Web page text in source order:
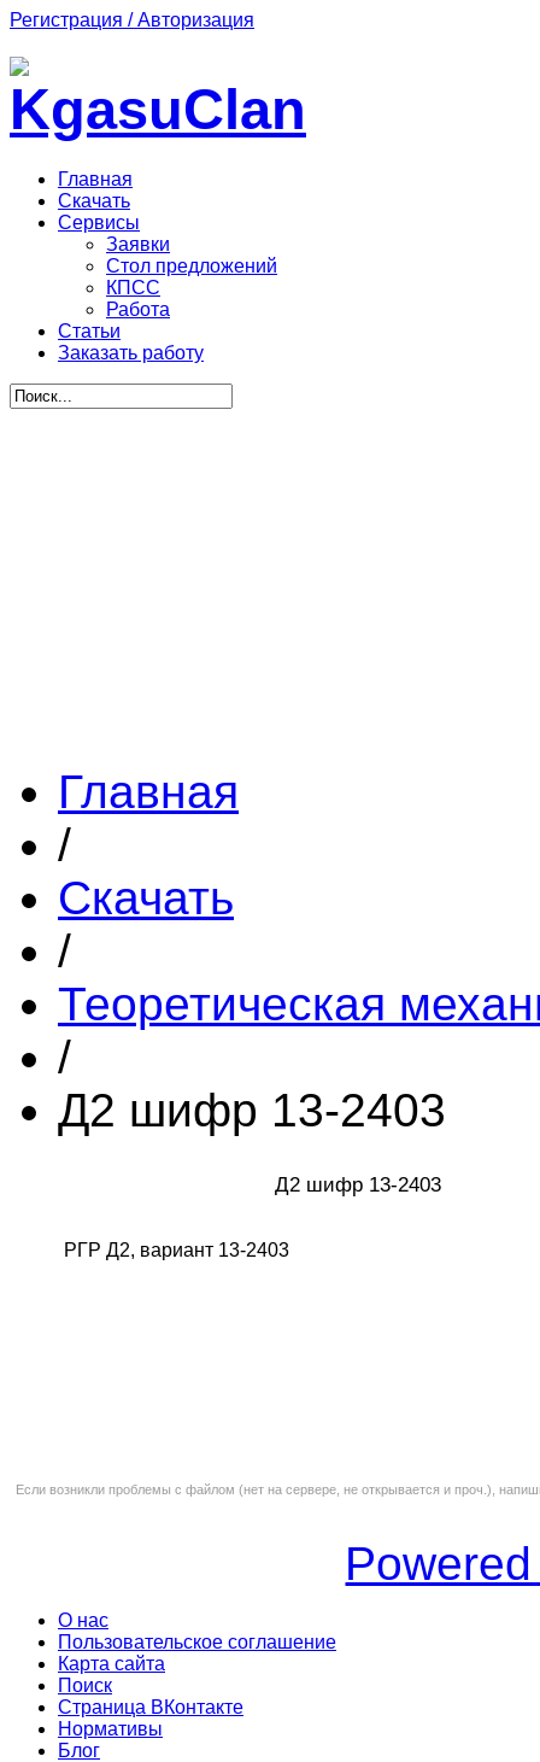
Регистрация / Авторизация
Главная
Скачать
Сервисы
Заявки
Стол предложений
КПСС
Работа
Статьи
Заказать работу
Главная
/
Скачать
/
Теоретическая
/
Д2 шифр 13-2403
Д2 шифр 13-2403
РГР Д2, вариант 13-2403
Если возникли проблемы с файлом (нет на сервере, не открывается и проч.),
О нас
Пользовательское соглашение
Карта сайта
Поиск
Страница ВКонтакте
Нормативы
Блог